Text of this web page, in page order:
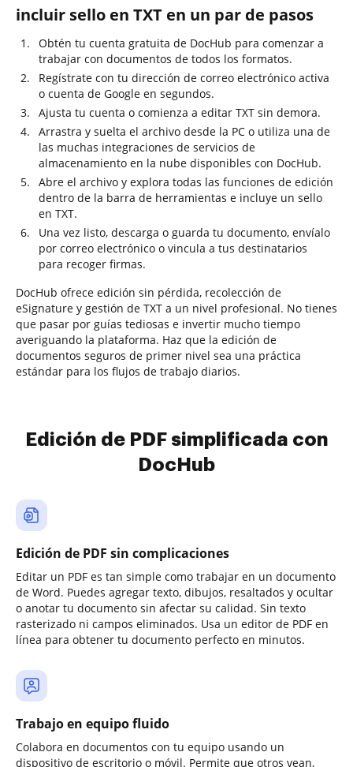
incluir sello en TXT en un par de pasos
Obtén tu cuenta gratuita de DocHub para comenzar a
trabajar con documentos de todos los formatos.
Regístrate con tu dirección de correo electrónico activa
o cuenta de Google en segundos.
Ajusta tu cuenta o comienza a editar TXT sin demora.
Arrastra y suelta el archivo desde la PC o utiliza una de
las muchas integraciones de servicios de
almacenamiento en la nube disponibles con DocHub.
Abre el archivo y explora todas las funciones de edición
dentro de la barra de herramientas e incluye un sello
en TXT.
Una vez listo, descarga o guarda tu documento, envíalo
por correo electrónico o vincula a tus destinatarios
para recoger firmas.
DocHub ofrece edición sin pérdida, recolección de
eSignature y gestión de TXT a un nivel profesional. No tienes
que pasar por guías tediosas e invertir mucho tiempo
averiguando la plataforma. Haz que la edición de
documentos seguros de primer nivel sea una práctica
estándar para los flujos de trabajo diarios.
Edición de PDF simplificada con
DocHub
Edición de PDF sin complicaciones
Editar un PDF es tan simple como trabajar en un documento
de Word. Puedes agregar texto, dibujos, resaltados y ocultar
o anotar tu documento sin afectar su calidad. Sin texto
rasterizado ni campos eliminados. Usa un editor de PDF en
línea para obtener tu documento perfecto en minutos.
Trabajo en equipo fluido
Colabora en documentos con tu equipo usando un
dispositivo de escritorio o móvil. Permite que otros vean,